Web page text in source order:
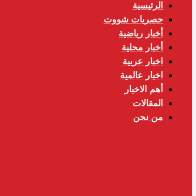
الرئيسية
حصريات شووت
أخبار رياضية
أخبار محلية
اخبار عربية
اخبار عالمية
أهم الاخبار
المقالات
من نحن